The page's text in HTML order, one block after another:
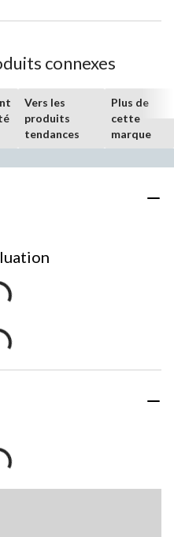
connexes
Vers les
produits
tendances
Plus de
cette
marque